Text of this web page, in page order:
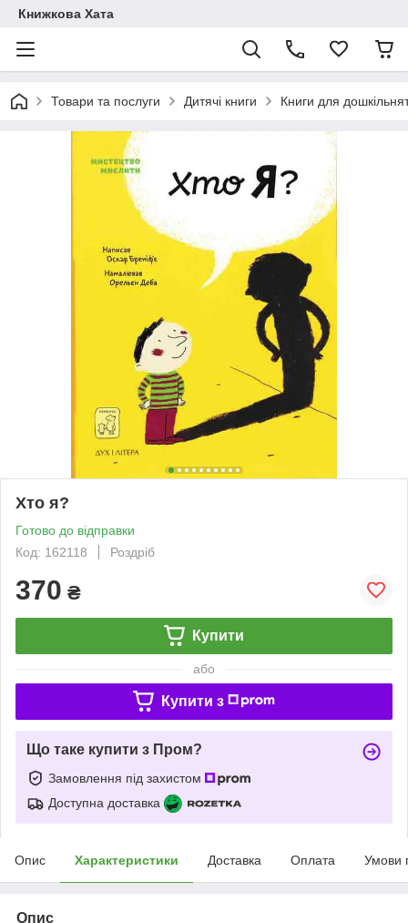
Книжкова Хата
Товари та послуги Дитячі книги Книги для
Хто я?
Готово до відправки
Код: 162118
Роздріб
370 ₴
Купити
або
Купити з
Що таке купити з Пром?
Замовлення під захистом
Доступна доставка
Опис Характеристики Доставка Оплата Умови
Опис